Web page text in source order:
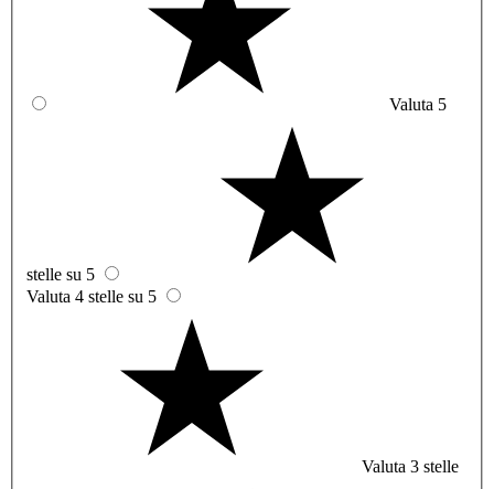
Valuta 5
stelle su 5
Valuta 4 stelle su 5
Valuta 3 stelle